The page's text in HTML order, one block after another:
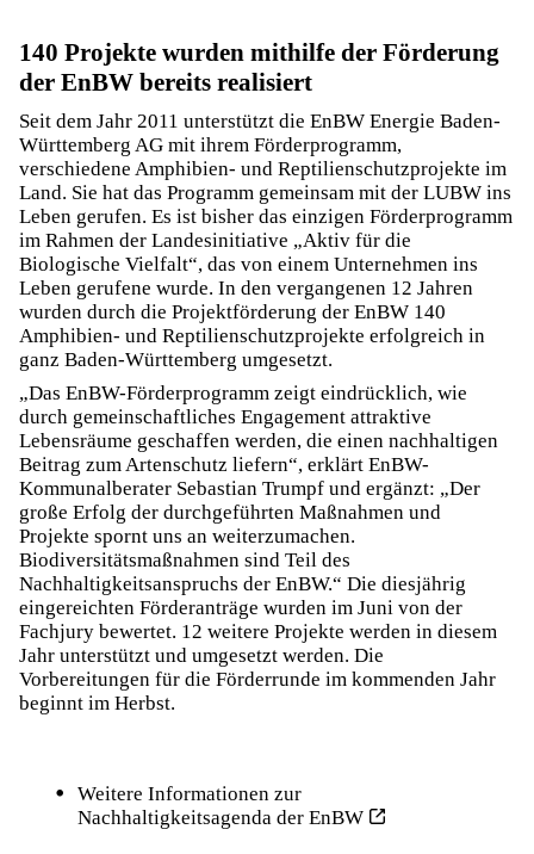
140 Projekte wurden mithilfe der Förderung
der EnBW bereits realisiert
Seit dem Jahr 2011 unterstützt die EnBW Energie Baden-
Württemberg AG mit ihrem Förderprogramm,
verschiedene Amphibien- und Reptilienschutzprojekte im
Land. Sie hat das Programm gemeinsam mit der LUBW ins
Leben gerufen. Es ist bisher das einzigen Förderprogramm
im Rahmen der Landesinitiative „Aktiv für die
Biologische Vielfalt“, das von einem Unternehmen ins
Leben gerufene wurde. In den vergangenen 12 Jahren
wurden durch die Projektförderung der EnBW 140
Amphibien- und Reptilienschutzprojekte erfolgreich in
ganz Baden-Württemberg umgesetzt.
„Das EnBW-Förderprogramm zeigt eindrücklich, wie
durch gemeinschaftliches Engagement attraktive
Lebensräume geschaffen werden, die einen nachhaltigen
Beitrag zum Artenschutz liefern“, erklärt EnBW-
Kommunalberater Sebastian Trumpf und ergänzt: „Der
große Erfolg der durchgeführten Maßnahmen und
Projekte spornt uns an weiterzumachen.
Biodiversitätsmaßnahmen sind Teil des
Nachhaltigkeitsanspruchs der EnBW.“ Die diesjährig
eingereichten Förderanträge wurden im Juni von der
Fachjury bewertet. 12 weitere Projekte werden in diesem
Jahr unterstützt und umgesetzt werden. Die
Vorbereitungen für die Förderrunde im kommenden Jahr
beginnt im Herbst.
Weitere Informationen zur
Nachhaltigkeitsagenda der EnBW